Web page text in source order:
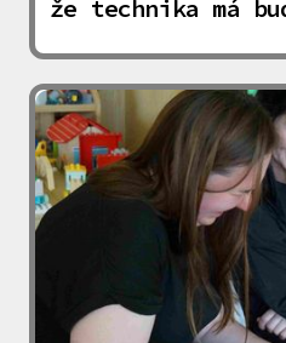
že technika má